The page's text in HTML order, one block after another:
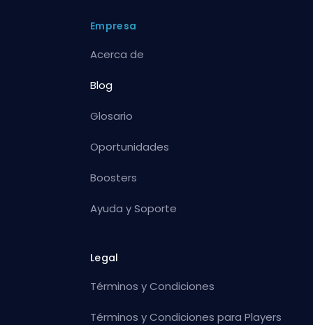
Empresa
Acerca de
Blog
Glosario
Oportunidades
Boosters
Ayuda y Soporte
Legal
Términos y Condiciones
Términos y Condiciones para Players